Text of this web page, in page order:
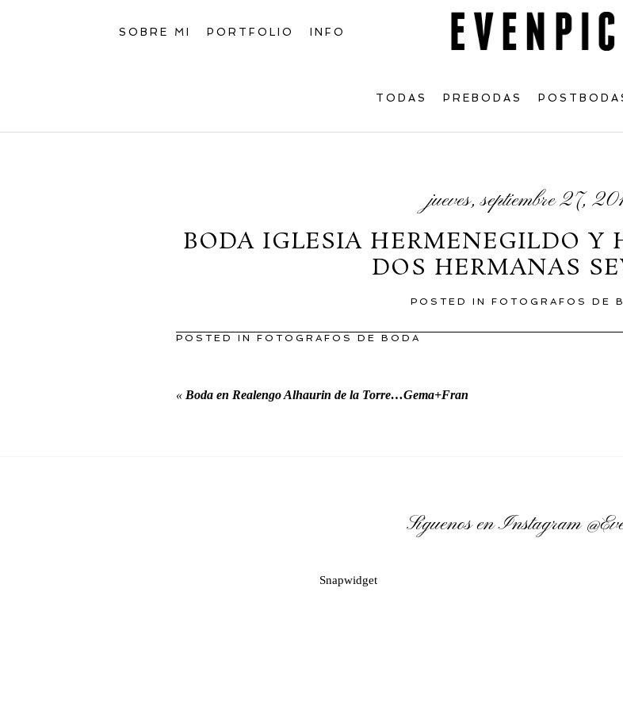
SOBRE MI PORTFOLIO INFO
TODAS PREBODAS
jueves, septiembre 27,
BODA IGLESIA HERMENEGILDO Y
DOS HERMANAS
POSTED IN FOTOGRAFOS DE
POSTED IN FOTOGRAFOS DE BODA
« Boda en Realengo Alhaurin de la Torre…Gema+Fran
Síguenos en Instagram
Snapwidget